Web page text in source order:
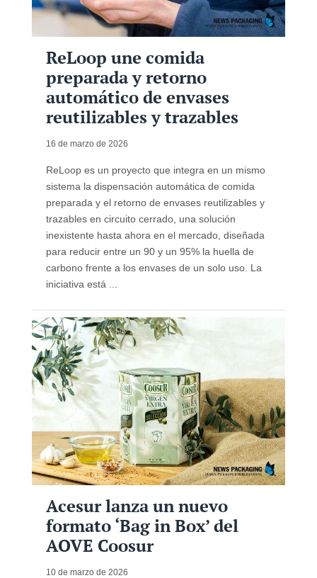
ReLoop une comida
preparada y retorno
automático de envases
reutilizables y trazables
16 de marzo de 2026
ReLoop es un proyecto que integra en un mismo
sistema la dispensación automática de comida
preparada y el retorno de envases reutilizables y
trazables en circuito cerrado, una solución
inexistente hasta ahora en el mercado, diseñada
para reducir entre un 90 y un 95% la huella de
carbono frente a los envases de un solo uso. La
iniciativa está ...
Acesur lanza un nuevo
formato ‘Bag in Box’ del
AOVE Coosur
10 de marzo de 2026